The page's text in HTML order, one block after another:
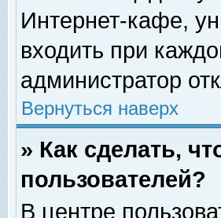
Интернет-кафе,
входить при
администратор
Вернуться наверх
» Как сделать,
пользователей?
В центре